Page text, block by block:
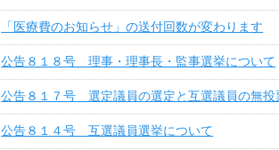
「医療費のお知らせ」の送付回数が変わります
公告８１８号 理事・理事長・監事選挙について
公告８１７号 選定議員の選定と互選議員の無投
公告８１４号 互選議員選挙について